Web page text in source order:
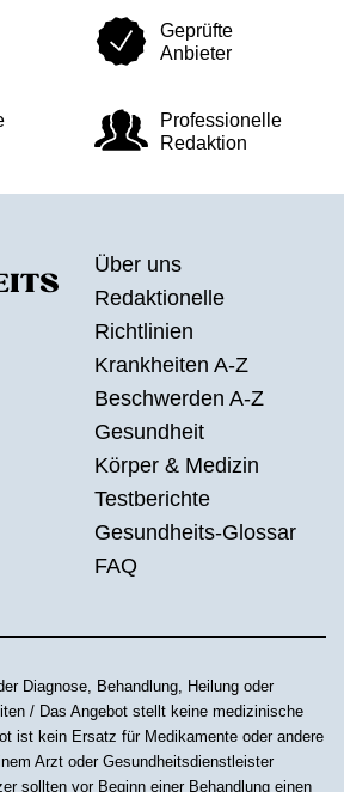
Geprüfte
Anbieter
Professionelle
Redaktion
Über uns
Redaktionelle
Richtlinien
Krankheiten A-Z
Beschwerden A-Z
Gesundheit
Körper & Medizin
Testberichte
Gesundheits-Glossar
FAQ
Diagnose, Behandlung, Heilung oder
/ Das Angebot stellt keine medizinische
ist kein Ersatz für Medikamente oder andere
Arzt oder Gesundheitsdienstleister
sollten vor Beginn einer Behandlung einen